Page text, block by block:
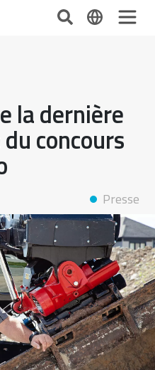
la dernière
concours
Presse